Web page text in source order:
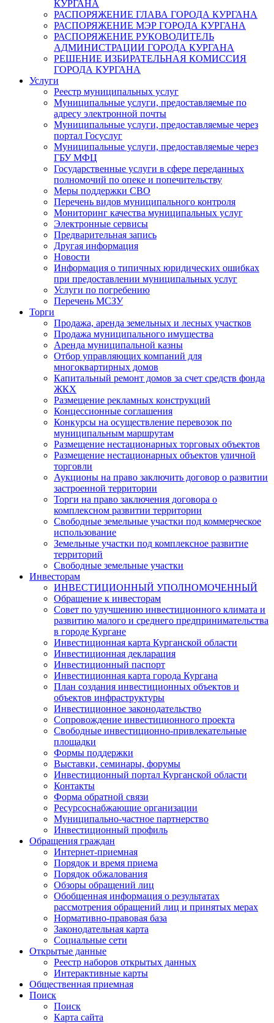
КУРГАНА
РАСПОРЯЖЕНИЕ ГЛАВА ГОРОДА КУРГАНА
РАСПОРЯЖЕНИЕ МЭР ГОРОДА КУРГАНА
РАСПОРЯЖЕНИЕ РУКОВОДИТЕЛЬ
АДМИНИСТРАЦИИ ГОРОДА КУРГАНА
РЕШЕНИЕ ИЗБИРАТЕЛЬНАЯ КОМИССИЯ
ГОРОДА КУРГАНА
Услуги
Реестр муниципальных услуг
Муниципальные услуги, предоставляемые по
адресу электронной почты
Муниципальные услуги, предоставляемые через
портал Госуслуг
Муниципальные услуги, предоставляемые через
ГБУ МФЦ
Государственные услуги в сфере переданных
полномочий по опеке и попечительству
Меры поддержки СВО
Перечень видов муниципального контроля
Мониторинг качества муниципальных услуг
Электронные сервисы
Предварительная запись
Другая информация
Новости
Информация о типичных юридических ошибках
при предоставлении муниципальных услуг
Услуги по погребению
Перечень МСЗУ
Торги
Продажа, аренда земельных и лесных участков
Продажа муниципального имущества
Аренда муниципальной казны
Отбор управляющих компаний для
многоквартирных домов
Капитальный ремонт домов за счет средств фонда
ЖКХ
Размещение рекламных конструкций
Концессионные соглашения
Конкурсы на осуществление перевозок по
муниципальным маршрутам
Размещение нестационарных торговых объектов
Размещение нестационарных объектов уличной
торговли
Аукционы на право заключить договор о развитии
застроенной территории
Торги на право заключения договора о
комплексном развитии территории
Свободные земельные участки под коммерческое
использование
Земельные участки под комплексное развитие
территорий
Свободные земельные участки
Инвесторам
ИНВЕСТИЦИОННЫЙ УПОЛНОМОЧЕННЫЙ
Обращение к инвесторам
Совет по улучшению инвестиционного климата и
развитию малого и среднего предпринимательства
в городе Кургане
Инвестиционная карта Курганской области
Инвестиционная декларация
Инвестиционный паспорт
Инвестиционная карта города Кургана
План создания инвестиционных объектов и
объектов инфраструктуры
Инвестиционное законодательство
Сопровождение инвестиционного проекта
Свободные инвестиционно-привлекательные
площадки
Формы поддержки
Выставки, семинары, форумы
Инвестиционный портал Курганской области
Контакты
Форма обратной связи
Ресурсоснабжающие организации
Муниципально-частное партнерство
Инвестиционный профиль
Обращения граждан
Интернет-приемная
Порядок и время приема
Порядок обжалования
Обзоры обращений лиц
Обобщенная информация о результатах
рассмотрения обращений лиц и принятых мерах
Нормативно-правовая база
Законодательная карта
Социальные сети
Открытые данные
Реестр наборов открытых данных
Интерактивные карты
Общественная приемная
Поиск
Поиск
Карта сайта